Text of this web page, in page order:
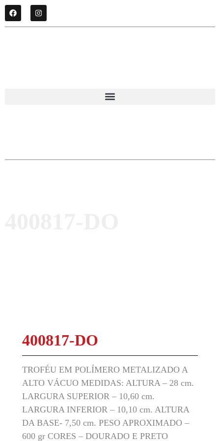
400817-DO
TROFÉU EM POLÍMERO METALIZADO A
ALTO VÁCUO MEDIDAS: ALTURA – 28 cm.
LARGURA SUPERIOR – 10,60 cm.
LARGURA INFERIOR – 10,10 cm. ALTURA
DA BASE- 7,50 cm. PESO APROXIMADO –
600 gr CORES – DOURADO E PRETO